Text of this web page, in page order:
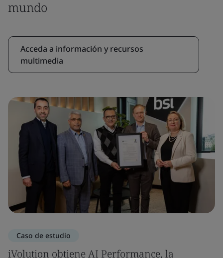
mundo
Acceda a información y recursos
multimedia
Caso de estudio
iVolution obtiene AI Performance, la